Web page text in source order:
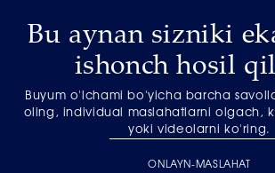
Bu aynan sizniki
ishonch hosil
Buyum o'lchami bo'yicha barcha
oling, individual maslahatlarni olgach,
yoki videolarni ko'ring.
ONLAYN-MASLAHAT